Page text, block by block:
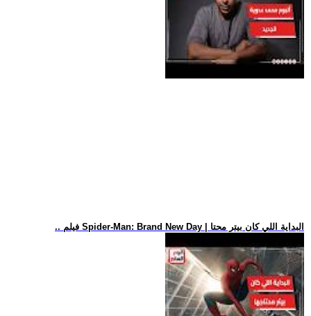
.. فيلم Spider-Man: Brand New Day | البداية اللي كان بيتر محتا